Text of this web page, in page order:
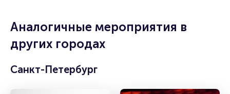
Аналогичные мероприятия в
других городах
Санкт-Петербург